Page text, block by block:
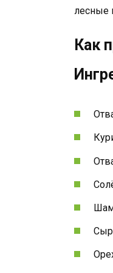
лесные
Как
Сыр